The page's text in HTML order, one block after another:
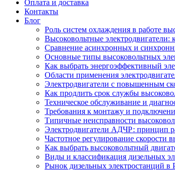
Оплата и доставка
Контакты
Блог
Роль систем охлаждения в работе
Высоковольтные
Сравнение асинхронных и
Основные типы высоковольтных
Как выбрать энергоэффективный
Области применения
Электродвигатели с повышенным
Как продлить срок службы
Техническое обслуживание и
Требования к монтажу и
Типичные неисправности
Электродвигатели АДЧР: принцип
Частотное регулирование скорости
Как выбрать высоковольтный
Виды и классификация дизельных
Рынок дизельных электростанций